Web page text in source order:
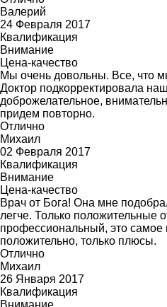
Валерий
24 Февраля 2017
Квалификация
Внимание
Цена-качество
Мы очень довольны. Все, что
Доктор подкорректировала
доброжелательное,
придем повторно.
Отлично
Михаил
02 Февраля 2017
Квалификация
Внимание
Цена-качество
Врач от Бога! Она мне
легче. Только положительные
профессиональный, это самое
положительно, только плюсы.
Отлично
Михаил
26 Января 2017
Квалификация